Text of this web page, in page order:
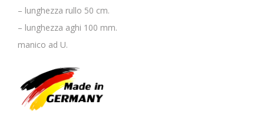
– lunghezza rullo 50 cm.
– lunghezza aghi 100 mm.
manico ad U.